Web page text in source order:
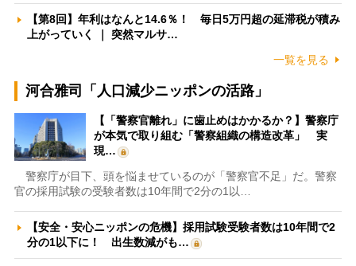
【第8回】年利はなんと14.6％！ 毎日5万円超の延滞税が積み
上がっていく ｜ 突然マルサ…
一覧を見る
河合雅司「人口減少ニッポンの活路」
【「警察官離れ」に歯止めはかかるか？】警察庁
が本気で取り組む「警察組織の構造改革」 実
現…
警察庁が目下、頭を悩ませているのが「警察官不足」だ。警察
官の採用試験の受験者数は10年間で2分の1以…
【安全・安心ニッポンの危機】採用試験受験者数は10年間で2
分の1以下に！ 出生数減がも…